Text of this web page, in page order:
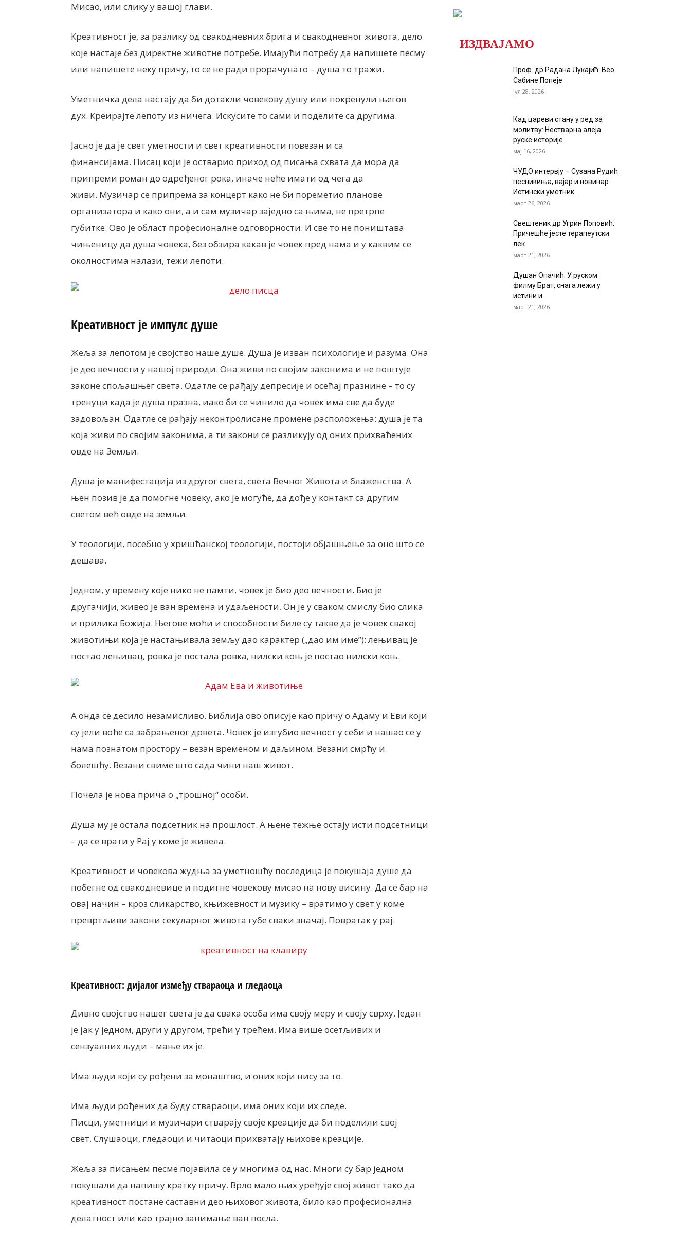
Мисао, или слику у вашој глави.
Креативност је, за разлику од свакодневних брига и свакодневног живота, дело
које настаје без директне животне потребе. Имајући потребу да напишете песму
или напишете неку причу, то се не ради прорачунато – душа то тражи.
Уметничка дела настају да би дотакли човекову душу или покренули његов
дух. Креирајте лепоту из ничега. Искусите то сами и поделите са другима.
Јасно је да је свет уметности и свет креативности повезан и са
финансијама. Писац који је остварио приход од писања схвата да мора да
припреми роман до одређеног рока, иначе неће имати од чега да
живи. Музичар се припрема за концерт како не би пореметио планове
организатора и како они, а и сам музичар заједно са њима, не претрпе
губитке. Ово је област професионалне одговорности. И све то не поништава
чињеницу да душа човека, без обзира какав је човек пред нама и у каквим се
околностима налази, тежи лепоти.
Креативност је импулс душе
Жеља за лепотом је својство наше душе. Душа је изван психологије и разума. Она
је део вечности у нашој природи. Она живи по својим законима и не поштује
законе спољашњег света. Одатле се рађају депресије и осећај празнине – то су
тренуци када је душа празна, иако би се чинило да човек има све да буде
задовољан. Одатле се рађају неконтролисане промене расположења: душа је та
која живи по својим законима, а ти закони се разликују од оних прихваћених
овде на Земљи.
Душа је манифестација из другог света, света Вечног Живота и блаженства. А
њен позив је да помогне човеку, ако је могуће, да дође у контакт са другим
светом већ овде на земљи.
У теологији, посебно у хришћанској теологији, постоји објашњење за оно што се
дешава.
Једном, у времену које нико не памти, човек је био део вечности. Био је
другачији, живео је ван времена и удаљености. Он је у сваком смислу био слика
и прилика Божија. Његове моћи и способности биле су такве да је човек свакој
животињи која је настањивала земљу дао карактер („дао им име”): лењивац је
постао лењивац, ровка је постала ровка, нилски коњ је постао нилски коњ.
А онда се десило незамисливо. Библија ово описује као причу о Адаму и Еви који
су јели воће са забрањеног дрвета. Човек је изгубио вечност у себи и нашао се у
нама познатом простору – везан временом и даљином. Везани смрћу и
болешћу. Везани свиме што сада чини наш живот.
Почела је нова прича о „трошној“ особи.
Душа му је остала подсетник на прошлост. А њене тежње остају исти подсетници
– да се врати у Рај у коме је живела.
Креативност и човекова жудња за уметношћу последица је покушаја душе да
побегне од свакодневице и подигне човекову мисао на нову висину. Да се ​​бар на
овај начин – кроз сликарство, књижевност и музику – вратимо у свет у коме
превртљиви закони секуларног живота губе сваки значај. Повратак у рај.
Креативност: дијалог између ствараоца и гледаоца
Дивно својство нашег света је да свака особа има своју меру и своју сврху. Један
је јак у једном, други у другом, трећи у трећем. Има више осетљивих и
сензуалних људи – мање их је.
Има људи који су рођени за монаштво, и оних који нису за то.
Има људи рођених да буду ствараоци, има оних који их следе.
Писци, уметници и музичари стварају своје креације да би поделили свој
свет. Слушаоци, гледаоци и читаоци прихватају њихове креације.
Жеља за писањем песме појавила се у многима од нас. Многи су бар једном
покушали да напишу кратку причу. Врло мало њих уређује свој живот тако да
креативност постане саставни део њиховог живота, било као професионална
делатност или као трајно занимање ван посла.
ИЗДВАЈАМО
Проф. др Радана Лукајић: Вео
Сабине Попеје
јул 28, 2026
Кад цареви стану у ред за
молитву: Нестварна алеја
руске историје...
мај 16, 2026
ЧУДО интервју – Сузана Рудић
песникиња, вајар и новинар:
Истински уметник...
март 26, 2026
Свештеник др Угрин Поповић:
Причешће јесте терапеутски
лек
март 21, 2026
Душан Опачић: У руском
филму Брат, снага лежи у
истини и...
март 21, 2026